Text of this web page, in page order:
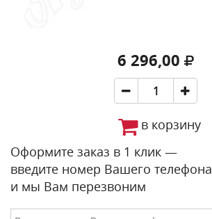
6 296,00
в корзину
Оформите заказ в 1 клик —
введите номер Вашего телефона
и мы Вам перезвоним